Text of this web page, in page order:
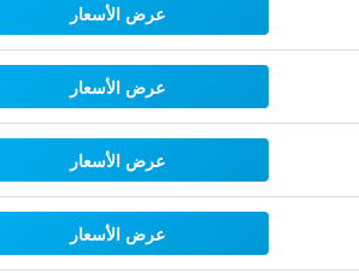
عرض الأسعار
عرض الأسعار
عرض الأسعار
عرض الأسعار